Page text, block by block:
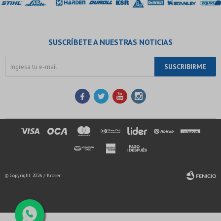
SUSCRÍBETE A NUESTRAS NOTICIAS
SUSCRIBIRME
   
© Copyright 2026 / Kroser